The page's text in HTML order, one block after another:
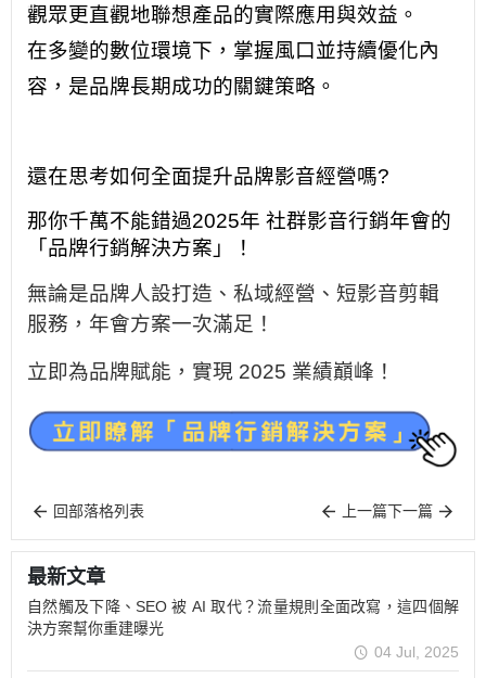
觀眾更直觀地聯想產品的實際應用與效益。
在多變的數位環境下，掌握風口並持續優化內
容，是品牌長期成功的關鍵策略。
還在思考如何全面提升品牌影音經營嗎?
那你千萬不能錯過2025年 社群影音行銷年會的
「品牌行銷解決方案」！
無論是品牌人設打造、私域經營、短影音剪輯
服務，年會方案一次滿足！
立即為品牌賦能，實現 2025 業績巔峰！
回部落格列表 上一篇下一篇
最新文章
自然觸及下降、SEO 被 AI 取代？流量規則全面改寫，這四個解
決方案幫你重建曝光
04 Jul, 2025